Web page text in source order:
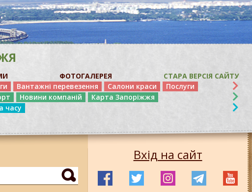
ФОТОГАЛЕРЕЯ
СТАРА ВЕРСІЯ САЙТУ
Вантажні перевезення Салони краси
Послуги
Новини компаній
Карта Запоріжжя
часу
Вхід на сайт